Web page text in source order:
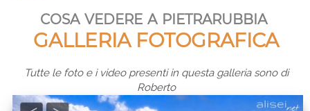
cosa vedere a pietrarubbia
GALLERIA FOTOGRAFICA
Tutte le foto e i video presenti in questa galleria sono di
Roberto